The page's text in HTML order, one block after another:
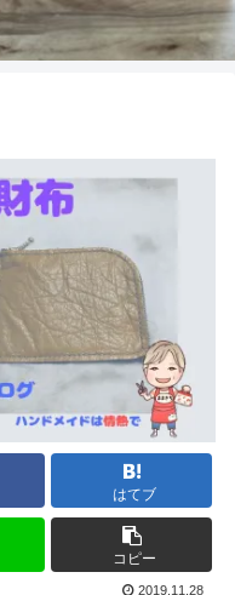
はてブ
コピー
2019.11.28